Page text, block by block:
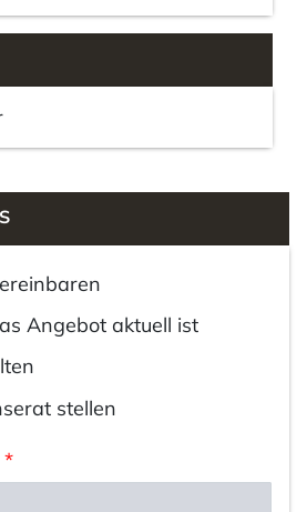
Angebot aktuell ist
stellen
*